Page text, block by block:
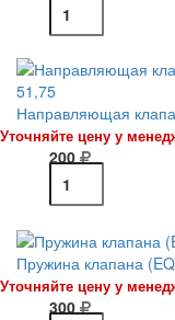
Направляющая
Уточняйте цену у
200
Пружина клапана
Уточняйте цену у
300